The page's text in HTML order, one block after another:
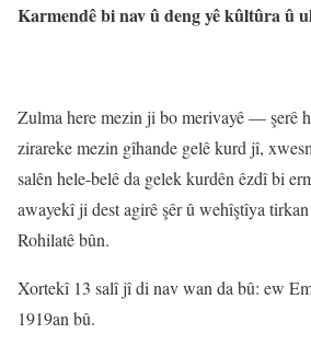
Karmendê bi nav û deng yê kûltûra û
Zulma here mezin ji bo merivayê — şerê
zirareke mezin gîhande gelê kurd jî,
salên hele-belê da gelek kurdên êzdî bi
awayekî ji dest agirê şêr û wehîştîya
Rohilatê bûn.
Xortekî 13 salî jî di nav wan da bû: ew
1919an bû.